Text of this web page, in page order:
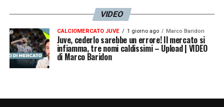
VIDEO
CALCIOMERCATO JUVE 1 giorno ago Marco Baridon
Juve, cederlo sarebbe un errore! Il mercato si
infiamma, tre nomi caldissimi – Upload | VIDEO
di Marco Baridon